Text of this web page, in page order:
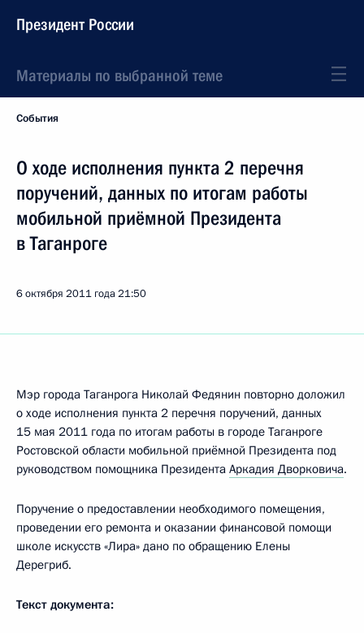
Президент России
Материалы по выбранной теме
События
О ходе исполнения пункта 2 перечня
поручений, данных по итогам работы
мобильной приёмной Президента
в Таганроге
6 октября 2011 года21:50
Мэр города Таганрога Николай Федянин повторно доложил
о ходе исполнения пункта 2 перечня поручений, данных
15 мая 2011 года по итогам работы в городе Таганроге
Ростовской области мобильной приёмной Президента под
руководством помощника Президента Аркадия Дворковича.
Поручение о предоставлении необходимого помещения,
проведении его ремонта и оказании финансовой помощи
школе искусств «Лира» дано по обращению Елены
Дерегриб.
Текст документа: